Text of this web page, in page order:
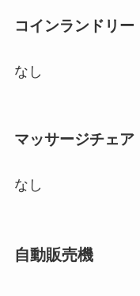
コインランドリー
なし
マッサージチェア
なし
自動販売機